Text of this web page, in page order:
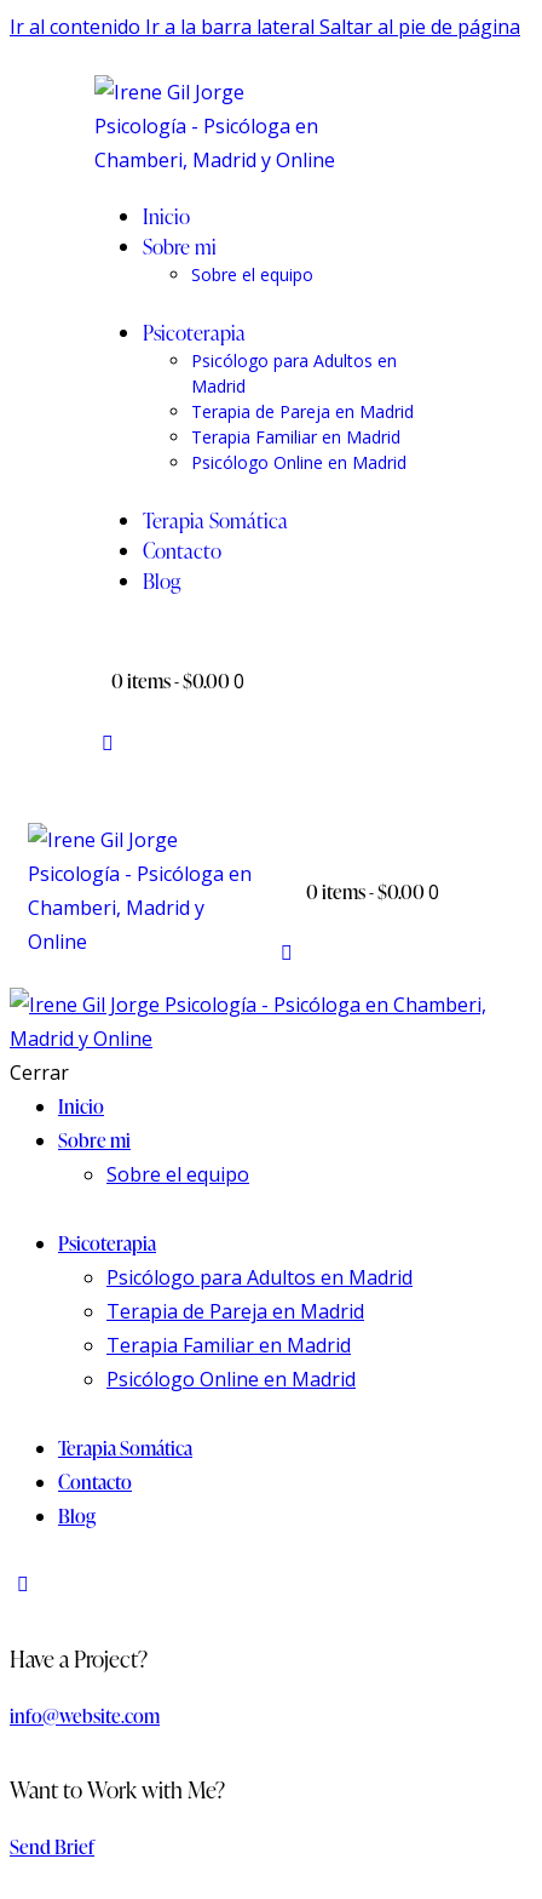
Ir al contenido Ir a la barra lateral Saltar al pie de página
Inicio
Sobre mi
Sobre el equipo
Psicoterapia
Psicólogo para Adultos en
Madrid
Terapia de Pareja en Madrid
Terapia Familiar en Madrid
Psicólogo Online en Madrid
Terapia Somática
Contacto
Blog
0 items-$0.000
0 items-$0.000
Cerrar
Inicio
Sobre mi
Sobre el equipo
Psicoterapia
Psicólogo para Adultos en Madrid
Terapia de Pareja en Madrid
Terapia Familiar en Madrid
Psicólogo Online en Madrid
Terapia Somática
Contacto
Blog
Have a Project?
info@website.com
Want to Work with Me?
Send Brief